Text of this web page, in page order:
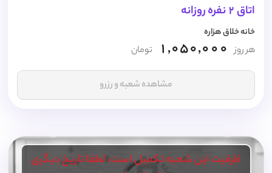
اتاق 2 نفره روزانه
خانه خلاق هزاره
هر روز 1,050,000 تومان
مشاهده شعبه و رزرو
ظرفیت این شعبه تکمیل است، لطفا تاریخ دیگری